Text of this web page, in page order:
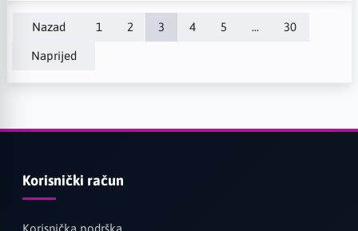
Nazad 1 2 3 4 5 ... 30
Naprijed
Korisnički račun
Korisnička podrška